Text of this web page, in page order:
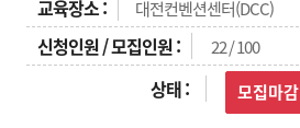
대전컨벤션센터(DCC)
22 / 100
모집마감